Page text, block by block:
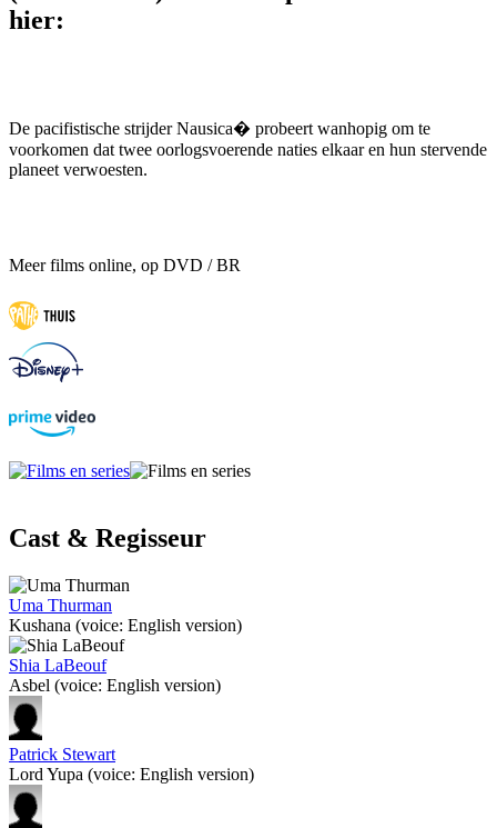
hier:
De pacifistische strijder Nausica� probeert wanhopig om te
voorkomen dat twee oorlogsvoerende naties elkaar en hun stervende
planeet verwoesten.
Meer films online, op DVD / BR
Cast & Regisseur
Uma Thurman
Kushana (voice: English version)
Shia LaBeouf
Asbel (voice: English version)
Patrick Stewart
Lord Yupa (voice: English version)